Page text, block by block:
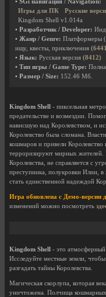
• SGi навигация / Navigation:
Игры для ПК
Русские
Kingdom Shell v1.014a
• Разработчик / Developer:
• Жанр / Genre: Платформеры
ищу, квесты, приключения
• Язык: Русская версия (8412)
• Тип игры / Game Type:
• Размер / Size: 152.46 Мб.
Kingdom Shell - пиксельная
предательстве и возмездии.
нависшую над Королевством, и
Королевство была сломана.
кошмаров и привели
терроризируют мирных жителей.
Королевства, не справляется с
преступника, полукровки Илии,
стать единственной надеждой
Игра обновлена с Демо-
изменений можно посмотреть
Kingdom Shell - это
Исследуйте местные земли,
разгадать тайны Королевства.
Магическая скорлупа, которая
уничтожена. Полчища кошмарных